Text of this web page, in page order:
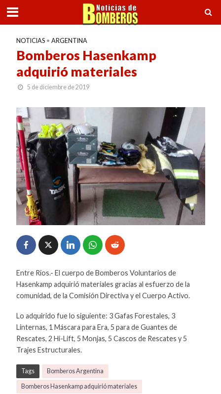
NOTICIAS • ARGENTINA
Bomberos Hasenkamp
adquirió materiales
5 de diciembre de 2019
Entre Ríos.- El cuerpo de Bomberos Voluntarios de
Hasenkamp adquirió materiales gracias al esfuerzo de la
comunidad, de la Comisión Directiva y el Cuerpo Activo.
Lo adquirido fue lo siguiente: 3 Gafas Forestales, 3
Linternas, 1 Máscara para Era, 5 para de Guantes de
Rescates, 2 Hi-Lift, 5 Monjas, 5 Cascos de Rescates y 5
Trajes Estructurales.
Tags Bomberos Argentina
Bomberos Hasenkamp adquirió materiales